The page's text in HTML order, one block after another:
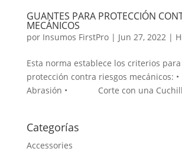
GUANTES PARA PROTECCIÓN
MECÁNICOS
por Insumos FirstPro| Jun 27, 2022|
Esta norma establece los criterios
protección contra riesgos
Abrasión • Corte con una
Categorías
Accessories